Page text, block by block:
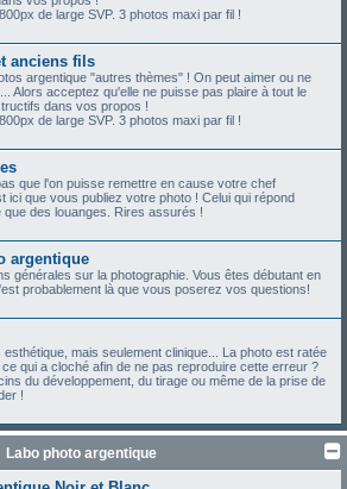
de large SVP. 3 photos maxi par fil !
anciens fils
argentique "autres thèmes" ! On peut aimer ou ne
Alors acceptez qu'elle ne puisse pas plaire à tout le
dans vos propos !
de large SVP. 3 photos maxi par fil !
que l'on puisse remettre en cause votre chef
ici que vous publiez votre photo ! Celui qui répond
que des louanges. Rires assurés !
argentique
générales sur la photographie. Vous êtes débutant en
probablement là que vous poserez vos questions!
mais seulement clinique... La photo est ratée
qui a cloché afin de ne pas reproduire cette erreur ?
du développement, du tirage ou même de la prise de
!
Labo photo argentique